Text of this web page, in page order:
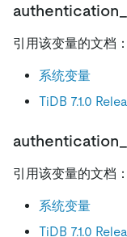
引用该变量的文档：
系统变量
TiDB 7.1.0
引用该变量的文档：
系统变量
TiDB 7.1.0